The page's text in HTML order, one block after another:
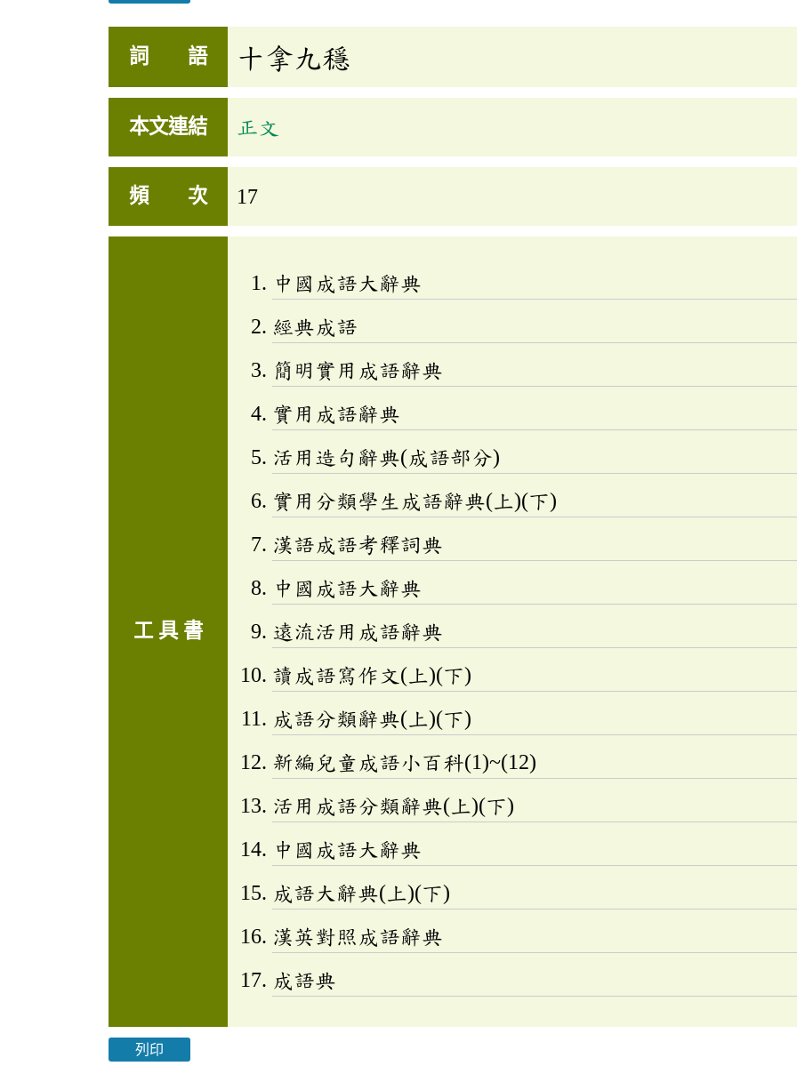
詞 語 十拿九穩
本文連結 正文
頻 次 17
工 具 書
中國成語大辭典
經典成語
簡明實用成語辭典
實用成語辭典
活用造句辭典(成語部分)
實用分類學生成語辭典(上)(下)
漢語成語考釋詞典
中國成語大辭典
遠流活用成語辭典
讀成語寫作文(上)(下)
成語分類辭典(上)(下)
新編兒童成語小百科(1)~(12)
活用成語分類辭典(上)(下)
中國成語大辭典
成語大辭典(上)(下)
漢英對照成語辭典
成語典
列印